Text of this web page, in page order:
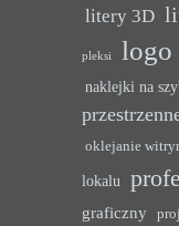
litery 3D
pleksi logo
naklejki na
oklejanie
lokalu
graficzny